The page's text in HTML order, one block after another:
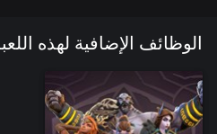
الوظائف الإضافية لهذه